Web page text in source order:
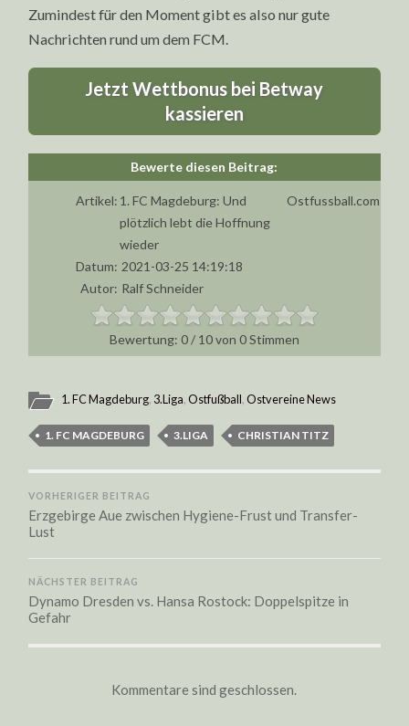
Zumindest für den Moment gibt es also nur gute
Nachrichten rund um dem FCM.
Jetzt Wettbonus bei Betway
kassieren
Artikel: 1. FC Magdeburg: Und
plötzlich lebt die Hoffnung
wieder
Ostfussball.com
Datum: 2021-03-25 14:19:18
Autor: Ralf Schneider
0/ 10von 0Stimmen
1. FC Magdeburg, 3.Liga,Ostfußball,Ostvereine News
1. FC MAGDEBURG 3.LIGA CHRISTIAN TITZ
VORHERIGER BEITRAG
Erzgebirge Aue zwischen Hygiene-Frust und Transfer-
Lust
NÄCHSTER BEITRAG
Dynamo Dresden vs. Hansa Rostock: Doppelspitze in
Gefahr
Kommentare sind geschlossen.